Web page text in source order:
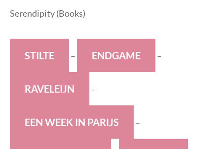
Serendipity (Books)
STILTE – ENDGAME –
RAVELEIJN –
EEN WEEK IN PARIJS –